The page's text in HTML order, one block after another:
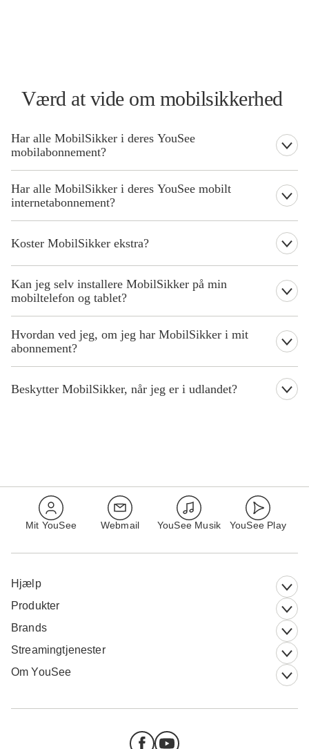
Værd at vide om mobilsikkerhed
Har alle MobilSikker i deres YouSee
mobilabonnement?
abonnement.
Har alle MobilSikker i deres YouSee mobilt
internetabonnement?
med i deres abonnement.
Koster MobilSikker ekstra?
automatisk med dit mobil- og mobilt internetabonnement.
Kan jeg selv installere MobilSikker på min
mobiltelefon og tablet?
Hvordan ved jeg, om jeg har MobilSikker i mit
abonnement?
mobil- og mobilt internetabonnement, og koster ikke ekstra.
Beskytter MobilSikker, når jeg er i udlandet?
Mit YouSee Webmail YouSee Musik YouSee Play
Hjælp
Produkter
Brands
Streamingtjenester
Om YouSee